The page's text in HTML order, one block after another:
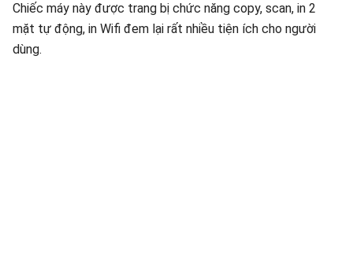
Chiếc máy này được trang bị chức năng copy, scan, in 2
mặt tự động, in Wifi đem lại rất nhiều tiện ích cho người
dùng.